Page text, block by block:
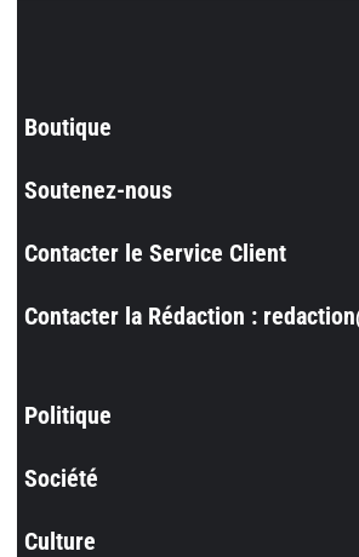
Boutique
Soutenez-nous
Contacter le Service Client
Contacter la Rédaction :
Politique
Société
Culture